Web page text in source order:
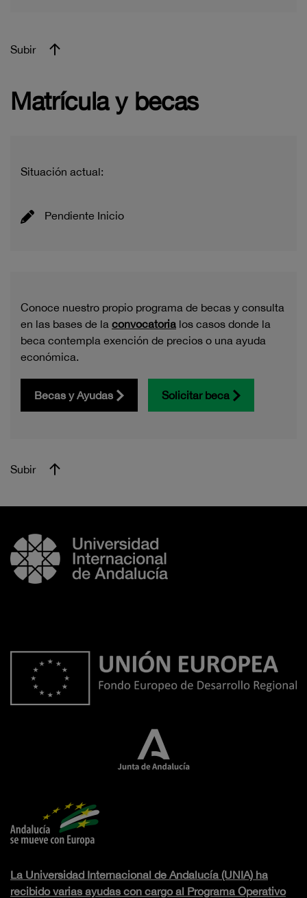
Subir
Matrícula y becas
Situación actual:
Pendiente Inicio
Conoce nuestro propio programa de becas y consulta
en las bases de la convocatoria los casos donde la
beca contempla exención de precios o una ayuda
económica.
Becas y Ayudas Solicitar beca
Subir
La Universidad Internacional de Andalucía (UNIA) ha
recibido varias ayudas con cargo al Programa Operativo